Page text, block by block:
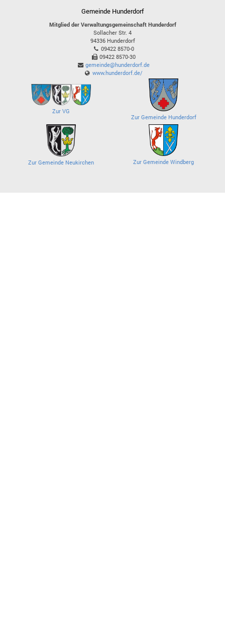
Gemeinde Hunderdorf
Mitglied der Verwaltungsgemeinschaft Hunderdorf
Sollacher Str. 4
94336 Hunderdorf
09422 8570-0
09422 8570-30
gemeinde@hunderdorf.de
www.hunderdorf.de/
Zur VG
Zur Gemeinde Hunderdorf
Zur Gemeinde Neukirchen Zur Gemeinde Windberg